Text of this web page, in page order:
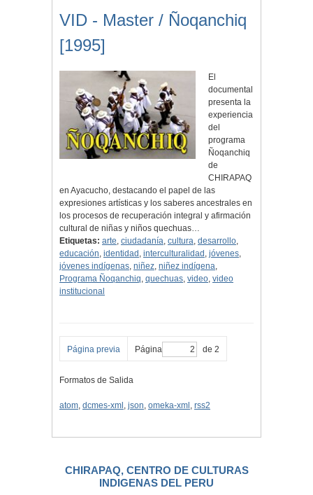
VID - Master / Ñoqanchiq
[1995]
El
documental
presenta la
experiencia
del
programa
Ñoqanchiq
de
CHIRAPAQ
en Ayacucho, destacando el papel de las
expresiones artísticas y los saberes ancestrales en
los procesos de recuperación integral y afirmación
cultural de niñas y niños quechuas…
Etiquetas: arte, ciudadanía, cultura, desarrollo,
educación, identidad , interculturalidad , jóvenes,
jóvenes indígenas, niñez, niñez indígena,
Programa Ñoqanchiq, quechuas, video, video
institucional
Página previa Página de 2
Formatos de Salida
atom, dcmes-xml , json, omeka-xml , rss2
CHIRAPAQ, CENTRO DE CULTURAS
INDIGENAS DEL PERU